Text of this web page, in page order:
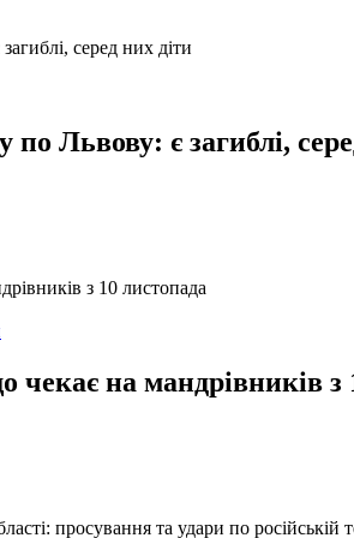
по Львову: є загиблі,
чекає на мандрівників з